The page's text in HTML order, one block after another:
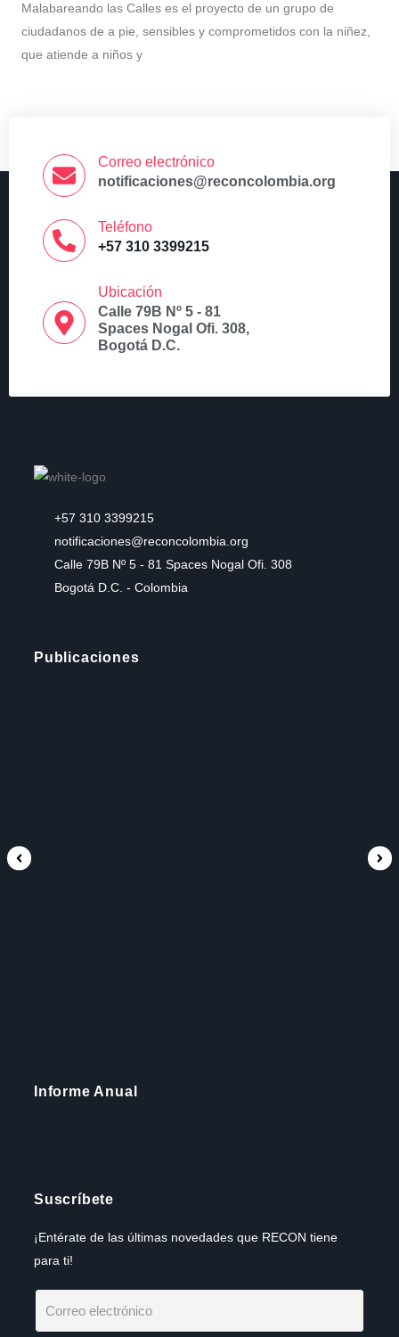
Malabareando las Calles es el proyecto de un grupo de
ciudadanos de a pie, sensibles y comprometidos con la niñez,
que atiende a niños y
Correo electrónico
notificaciones@reconcolombia.org
Teléfono
+57 310 3399215
Ubicación
Calle 79B Nº 5 - 81
Spaces Nogal Ofi. 308,
Bogotá D.C.
+57 310 3399215
notificaciones@reconcolombia.org
Calle 79B Nº 5 - 81 Spaces Nogal Ofi. 308
Bogotá D.C. - Colombia
Publicaciones
Informe Anual
Suscríbete
¡Entérate de las últimas novedades que RECON tiene
para ti!